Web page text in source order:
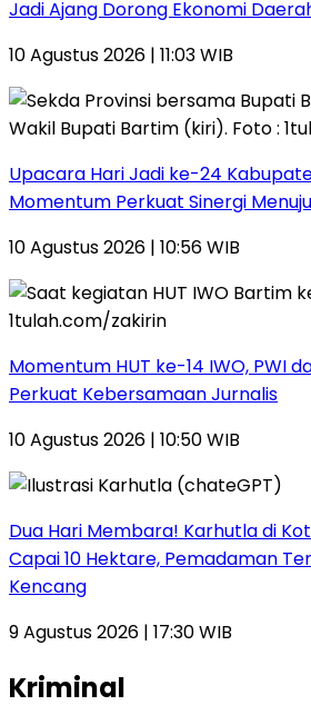
Jadi Ajang Dorong Ekonomi
10 Agustus 2026 | 11:03 WIB
Upacara Hari Jadi ke-24
Momentum Perkuat Sinergi
10 Agustus 2026 | 10:56 WIB
Momentum HUT ke-14 IWO, PWI
Perkuat Kebersamaan Jurnalis
10 Agustus 2026 | 10:50 WIB
Dua Hari Membara! Karhutla di
Capai 10 Hektare, Pemadaman
Kencang
9 Agustus 2026 | 17:30 WIB
Kriminal